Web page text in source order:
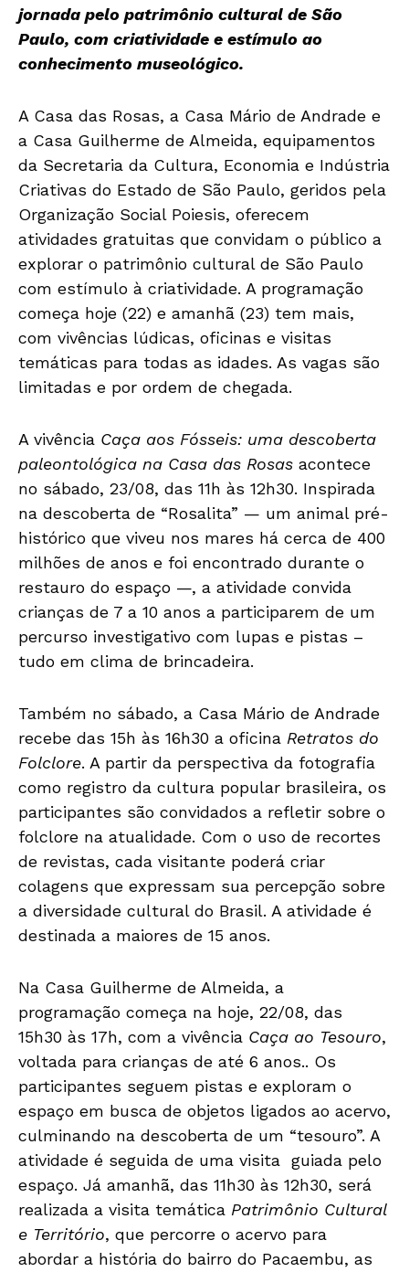
jornada pelo patrimônio cultural de São
Paulo, com criatividade e estímulo ao
conhecimento museológico.
A Casa das Rosas, a Casa Mário de Andrade e
a Casa Guilherme de Almeida, equipamentos
da Secretaria da Cultura, Economia e Indústria
Criativas do Estado de São Paulo, geridos pela
Organização Social Poiesis, oferecem
atividades gratuitas que convidam o público a
explorar o patrimônio cultural de São Paulo
com estímulo à criatividade. A programação
começa hoje (22) e amanhã (23) tem mais,
com vivências lúdicas, oficinas e visitas
temáticas para todas as idades. As vagas são
limitadas e por ordem de chegada.
A vivência Caça aos Fósseis: uma descoberta
paleontológica na Casa das Rosas acontece
no sábado, 23/08, das 11h às 12h30. Inspirada
na descoberta de “Rosalita” — um animal pré-
histórico que viveu nos mares há cerca de 400
milhões de anos e foi encontrado durante o
restauro do espaço —, a atividade convida
crianças de 7 a 10 anos a participarem de um
percurso investigativo com lupas e pistas –
tudo em clima de brincadeira.
Também no sábado, a Casa Mário de Andrade
recebe das 15h às 16h30 a oficina Retratos do
Folclore. A partir da perspectiva da fotografia
como registro da cultura popular brasileira, os
participantes são convidados a refletir sobre o
folclore na atualidade. Com o uso de recortes
de revistas, cada visitante poderá criar
colagens que expressam sua percepção sobre
a diversidade cultural do Brasil. A atividade é
destinada a maiores de 15 anos.
Na Casa Guilherme de Almeida, a
programação começa na hoje, 22/08, das
15h30 às 17h, com a vivência Caça ao Tesouro,
voltada para crianças de até 6 anos.. Os
participantes seguem pistas e exploram o
espaço em busca de objetos ligados ao acervo,
culminando na descoberta de um “tesouro”. A
atividade é seguida de uma visita guiada pelo
espaço. Já amanhã, das 11h30 às 12h30, será
realizada a visita temática Patrimônio Cultural
e Território, que percorre o acervo para
abordar a história do bairro do Pacaembu, as